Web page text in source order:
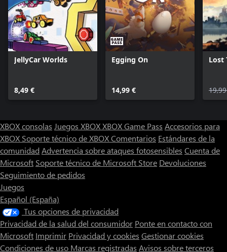
JellyCar Worlds
8,49 €
Egging On
14,99 €
Lost
XBOX consolas Juegos XBOXXBOX Game Pass Accesorios para
XBOX Soporte técnico de XBOXComentarios Estándares de la
comunidad Advertencia sobre ataques fotosensibles Cuenta de
Microsoft Soporte técnico de Microsoft Store Devoluciones
Seguimiento de pedidos
Juegos
Español (España)
Tus opciones de privacidad
Privacidad de la salud del consumidor Ponte en contacto con
Microsoft Imprimir Privacidad y cookies Gestionar cookies
Condiciones de uso Marcas registradas Avisos sobre terceros